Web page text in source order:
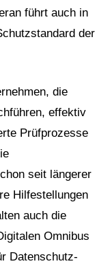
führt auch in
der
die
effektiv
Prüfprozesse
seit längerer
Hilfestellungen
auch die
Omnibus
Datenschutz-